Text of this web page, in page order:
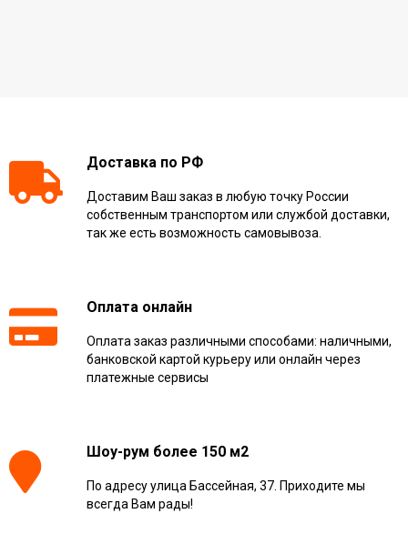
Доставка по РФ
Доставим Ваш заказ в любую точку России
собственным транспортом или службой доставки,
так же есть возможность самовывоза.
Оплата онлайн
Оплата заказ различными способами: наличными,
банковской картой курьеру или онлайн через
платежные сервисы
Шоу-рум более 150 м2
По адресу улица Бассейная, 37. Приходите мы
всегда Вам рады!